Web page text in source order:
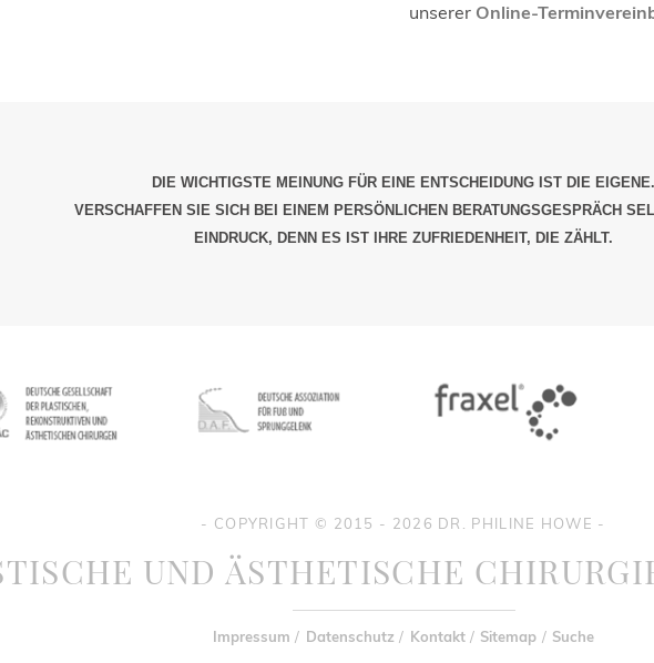
unserer Online-
DIE WICHTIGSTE MEINUNG FÜR EINE ENTSCHEIDUNG IST DIE EIGENE.
VERSCHAFFEN SIE SICH BEI EINEM PERSÖNLICHEN BERATUNGSGESPRÄCH
EINDRUCK, DENN ES IST IHRE ZUFRIEDENHEIT, DIE ZÄHLT.
- COPYRIGHT © 2015 - 2026 DR. PHILINE HOWE -
UND ÄSTHETISCHE
Impressum / Datenschutz / Kontakt/ Sitemap / Suche